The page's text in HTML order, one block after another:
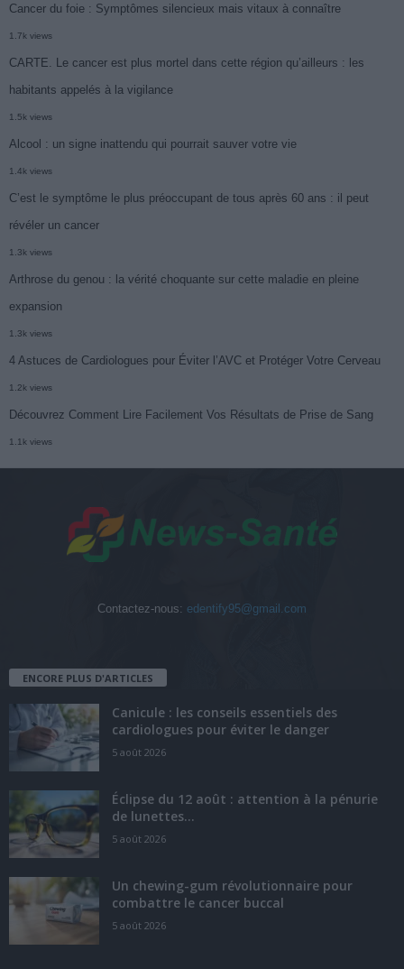
Cancer du foie : Symptômes silencieux mais vitaux à connaître
1.7k views
CARTE. Le cancer est plus mortel dans cette région qu’ailleurs : les
habitants appelés à la vigilance
1.5k views
Alcool : un signe inattendu qui pourrait sauver votre vie
1.4k views
C’est le symptôme le plus préoccupant de tous après 60 ans : il peut
révéler un cancer
1.3k views
Arthrose du genou : la vérité choquante sur cette maladie en pleine
expansion
1.3k views
4 Astuces de Cardiologues pour Éviter l’AVC et Protéger Votre Cerveau
1.2k views
Découvrez Comment Lire Facilement Vos Résultats de Prise de Sang
1.1k views
Contactez-nous: edentify95@gmail.com
ENCORE PLUS D'ARTICLES
Canicule : les conseils essentiels des
cardiologues pour éviter le danger
5 août 2026
Éclipse du 12 août : attention à la pénurie
de lunettes...
5 août 2026
Un chewing-gum révolutionnaire pour
combattre le cancer buccal
5 août 2026